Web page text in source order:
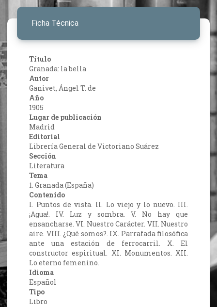
Ficha Técnica
Título
Granada: la bella
Autor
Ganivet, Ángel T. de
Año
1905
Lugar de publicación
Madrid
Editorial
Librería General de Victoriano Suárez
Sección
Literatura
Tema
1. Granada (España)
Contenido
I. Puntos de vista. II. Lo viejo y lo nuevo. III.
¡Agua!. IV. Luz y sombra. V. No hay que
ensancharse. VI. Nuestro Carácter. VII. Nuestro
aire. VIII. ¿Qué somos?. IX. Parrafada filosófica
ante una estación de ferrocarril. X. El
constructor espiritual. XI. Monumentos. XII.
Lo eterno femenino.
Idioma
Español
Tipo
Libro